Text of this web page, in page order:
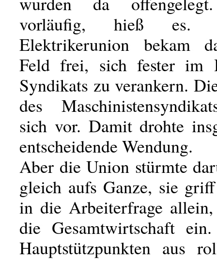
vorläufig, hieß es.
Elektrikerunion bekam
Feld frei, sich fester im
Syndikats zu verankern.
des
sich vor. Damit drohte
entscheidende Wendung.
Aber die Union stürmte
gleich aufs Ganze, sie
in die Arbeiterfrage
die Gesamtwirtschaft
Hauptstützpunkten aus